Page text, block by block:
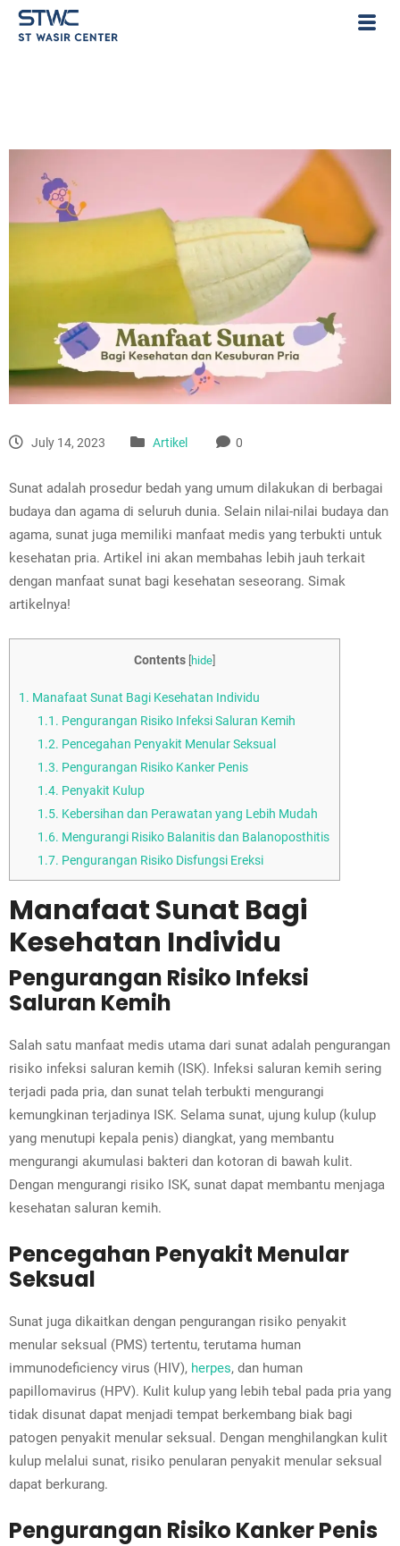
July 14, 2023 Artikel 0
Sunat adalah prosedur bedah yang umum dilakukan di berbagai
budaya dan agama di seluruh dunia. Selain nilai-nilai budaya dan
agama, sunat juga memiliki manfaat medis yang terbukti untuk
kesehatan pria. Artikel ini akan membahas lebih jauh terkait
dengan manfaat sunat bagi kesehatan seseorang. Simak
artikelnya!
Contents hide
1. Manafaat Sunat Bagi Kesehatan Individu
1.1. Pengurangan Risiko Infeksi Saluran Kemih
1.2. Pencegahan Penyakit Menular Seksual
1.3. Pengurangan Risiko Kanker Penis
1.4. Penyakit Kulup
1.5. Kebersihan dan Perawatan yang Lebih Mudah
1.6. Mengurangi Risiko Balanitis dan Balanoposthitis
1.7. Pengurangan Risiko Disfungsi Ereksi
Manafaat Sunat Bagi
Kesehatan Individu
Pengurangan Risiko Infeksi
Saluran Kemih
Salah satu manfaat medis utama dari sunat adalah pengurangan
risiko infeksi saluran kemih (ISK). Infeksi saluran kemih sering
terjadi pada pria, dan sunat telah terbukti mengurangi
kemungkinan terjadinya ISK. Selama sunat, ujung kulup (kulup
yang menutupi kepala penis) diangkat, yang membantu
mengurangi akumulasi bakteri dan kotoran di bawah kulit.
Dengan mengurangi risiko ISK, sunat dapat membantu menjaga
kesehatan saluran kemih.
Pencegahan Penyakit Menular
Seksual
Sunat juga dikaitkan dengan pengurangan risiko penyakit
menular seksual (PMS) tertentu, terutama human
immunodeficiency virus (HIV), herpes, dan human
papillomavirus (HPV). Kulit kulup yang lebih tebal pada pria yang
tidak disunat dapat menjadi tempat berkembang biak bagi
patogen penyakit menular seksual. Dengan menghilangkan kulit
kulup melalui sunat, risiko penularan penyakit menular seksual
dapat berkurang.
Pengurangan Risiko Kanker Penis